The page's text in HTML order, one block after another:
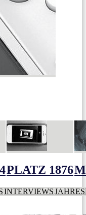
PLATZ 1876
INTERVIEWS